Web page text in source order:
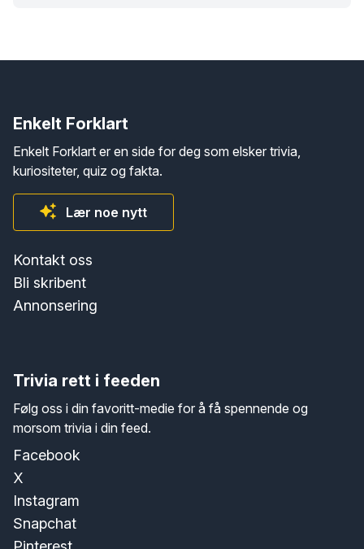
Enkelt Forklart
Enkelt Forklart er en side for deg som elsker trivia,
kuriositeter, quiz og fakta.
Lær noe nytt
Kontakt oss
Bli skribent
Annonsering
Trivia rett i feeden
Følg oss i din favoritt-medie for å få spennende og
morsom trivia i din feed.
Facebook
X
Instagram
Snapchat